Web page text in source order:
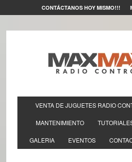
CONTÁCTANOS HOY MISMO!!!
VENTA DE JUGUETES RADIO
MANTENIMIENTO
GALERIA EVENTOS